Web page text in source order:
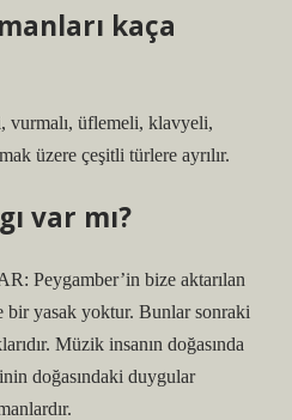
kaça
üflemeli, klavyeli,
üzere çeşitli türlere ayrılır.
var mı?
Peygamber’in bize aktarılan
bir yasak yoktur. Bunlar sonraki
Müzik insanın doğasında
doğasındaki duygular